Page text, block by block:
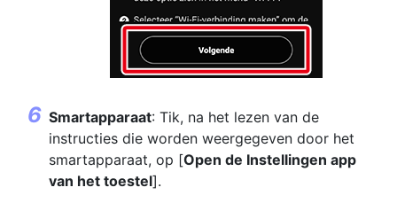
Smartapparaat: Tik, na het lezen van de
instructies die worden weergegeven door het
smartapparaat, op [Open de Instellingen app
van het toestel].